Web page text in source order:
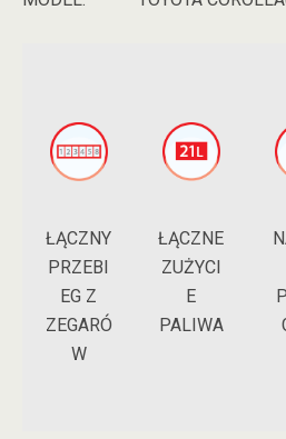
ŁĄCZNY
PRZEBI
EG Z
ZEGARÓ
W
ŁĄCZNE
ZUŻYCI
E
PALIWA